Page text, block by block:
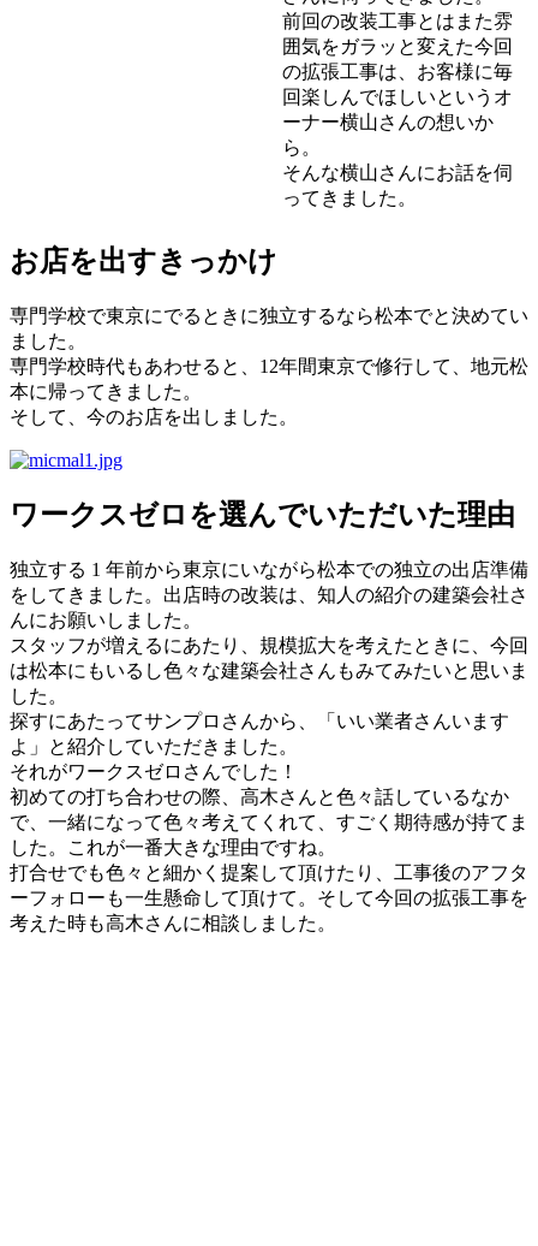
前回の改装工事とはまた雰
囲気をガラッと変えた今回
の拡張工事は、お客様に毎
回楽しんでほしいというオ
ーナー横山さんの想いか
ら。
そんな横山さんにお話を伺
ってきました。
お店を出すきっかけ
専⾨学校で東京にでるときに独⽴するなら松本でと決めてい
ました。
専⾨学校時代もあわせると、12年間東京で修⾏して、地元松
本に帰ってきました。
そして、今のお店を出しました。
ワークスゼロを選んでいただいた理由
独⽴する 1 年前から東京にいながら松本での独⽴の出店準備
をしてきました。出店時の改装は、知⼈の紹介の建築会社さ
んにお願いしました。
スタッフが増えるにあたり、規模拡⼤を考えたときに、今回
は松本にもいるし⾊々な建築会社さんもみてみたいと思いま
した。
探すにあたってサンプロさんから、「いい業者さんいます
よ」と紹介していただきました。
それがワークスゼロさんでした！
初めての打ち合わせの際、⾼⽊さんと⾊々話しているなか
で、⼀緒になって⾊々考えてくれて、すごく期待感が持てま
した。これが⼀番⼤きな理由ですね。
打合せでも⾊々と細かく提案して頂けたり、⼯事後のアフタ
ーフォローも⼀⽣懸命して頂けて。そして今回の拡張⼯事を
考えた時も⾼⽊さんに相談しました。